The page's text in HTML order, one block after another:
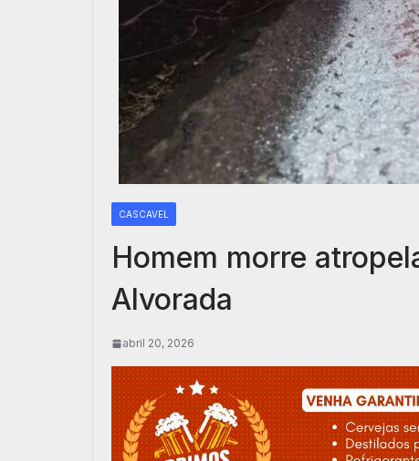
CASCAVEL
Homem morre
Alvorada
abril 20, 2026